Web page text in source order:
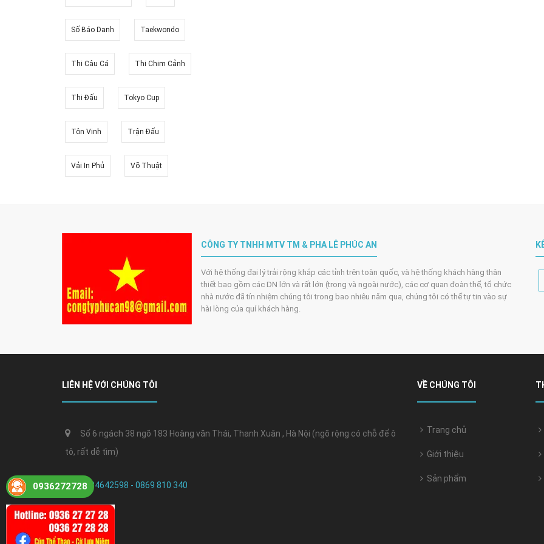
Số Báo Danh Taekwondo
Thi Câu Cá Thi Chim Cảnh
Thi Đấu Tokyo Cup
Tôn Vinh Trận Đấu
Vải In Phủ Võ Thuật
CÔNG TY TNHH MTV TM & PHA LÊ PHÚC AN
Với hệ thống đại lý trải rộng khắp các tỉnh trên toàn quốc, và hệ thống khách hàng thân
thiết bao gồm các DN lớn và rất lớn (trong và ngoài nước), các cơ quan đoàn thể, tổ chức
nhà nước đã tín nhiệm chúng tôi trong bao nhiêu năm qua, chúng tôi có thể tự tin vào sự
hài lòng của quí khách hàng.
LIÊN HỆ VỚI CHÚNG TÔI
Số 6 ngách 38 ngõ 183 Hoàng văn Thái, Thanh Xuân , Hà Nội (ngõ rộng có chỗ để ô
tô, rất dễ tìm)
0384642598 - 0869 810 340
24h /7 ngày
VỀ CHÚNG TÔI
Trang chủ
Giới thiệu
Sản phẩm
0936272728